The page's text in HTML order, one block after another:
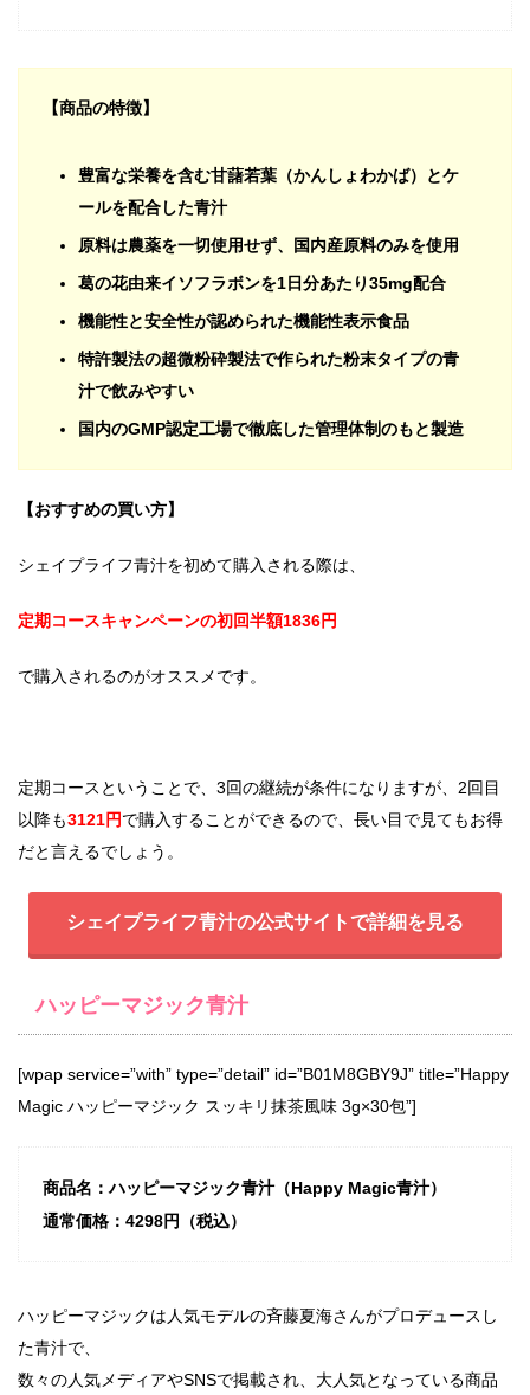
【商品の特徴】
豊富な栄養を含む甘藷若葉（かんしょわかば）とケ
ールを配合した青汁
原料は農薬を一切使用せず、国内産原料のみを使用
葛の花由来イソフラボンを1日分あたり35mg配合
機能性と安全性が認められた機能性表示食品
特許製法の超微粉砕製法で作られた粉末タイプの青
汁で飲みやすい
国内のGMP認定工場で徹底した管理体制のもと製造
【おすすめの買い方】
シェイプライフ青汁を初めて購入される際は、
定期コースキャンペーンの初回半額1836円
で購入されるのがオススメです。
定期コースということで、3回の継続が条件になりますが、2回目
以降も3121円で購入することができるので、長い目で見てもお得
だと言えるでしょう。
シェイプライフ青汁の公式サイトで詳細を見る
ハッピーマジック青汁
[wpap service=”with” type=”detail” id=”B01M8GBY9J” title=”Happy
Magic ハッピーマジック スッキリ抹茶風味 3g×30包”]
商品名：ハッピーマジック青汁（Happy Magic青汁）
通常価格：4298円（税込）
ハッピーマジックは人気モデルの斉藤夏海さんがプロデュースし
た青汁で、
数々の人気メディアやSNSで掲載され、大人気となっている商品